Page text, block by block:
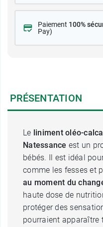
Paiement 100%
Pay)
PRÉSENTATION
Le liniment oléo-
Natessance est un
bébés. Il est idéal
comme les fesses et
au moment du
haute dose de
protéger des
pourraient apparaître